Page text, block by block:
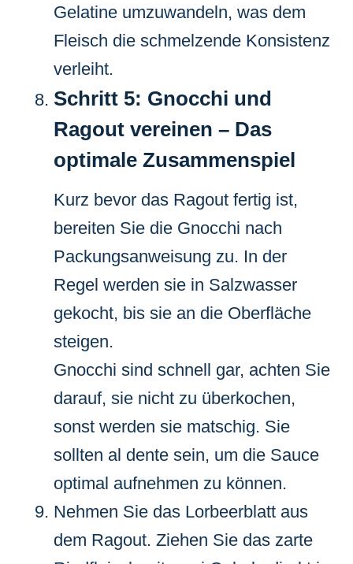
Gelatine umzuwandeln, was dem
Fleisch die schmelzende Konsistenz
verleiht.
Schritt 5: Gnocchi und
Ragout vereinen – Das
optimale Zusammenspiel
Kurz bevor das Ragout fertig ist,
bereiten Sie die Gnocchi nach
Packungsanweisung zu. In der
Regel werden sie in Salzwasser
gekocht, bis sie an die Oberfläche
steigen.
Gnocchi sind schnell gar, achten Sie
darauf, sie nicht zu überkochen,
sonst werden sie matschig. Sie
sollten al dente sein, um die Sauce
optimal aufnehmen zu können.
Nehmen Sie das Lorbeerblatt aus
dem Ragout. Ziehen Sie das zarte